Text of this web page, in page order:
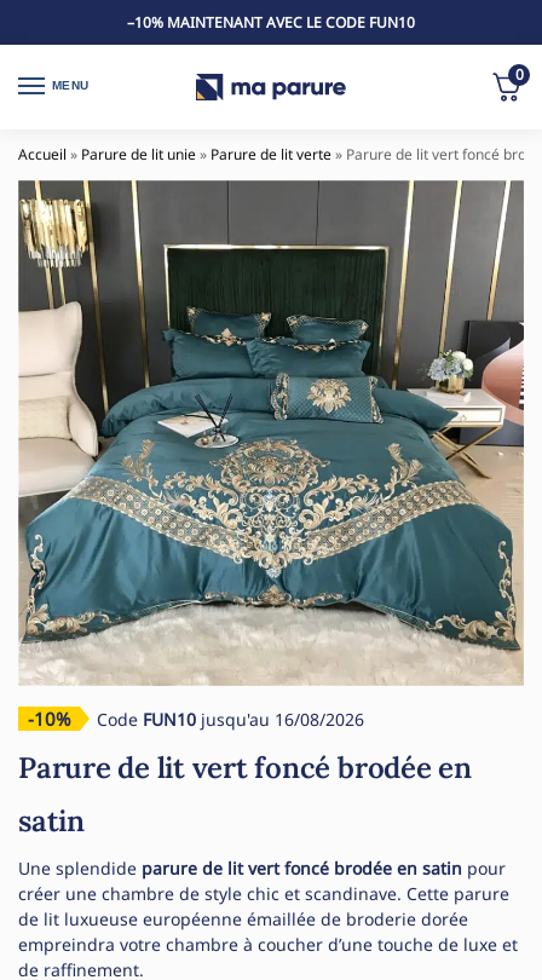
–10% MAINTENANT AVEC LE CODE FUN10
MENU
0
Accueil » Parure de lit unie» Parure de lit verte» Parure de lit vert foncé
-10% Code FUN10 jusqu'au 16/08/2026
Parure de lit vert foncé brodée en
satin
Une splendide parure de lit vert foncé brodée en satin pour
créer une chambre de style chic et scandinave. Cette parure
de lit luxueuse européenne émaillée de broderie dorée
empreindra votre chambre à coucher d’une touche de luxe et
de raffinement.